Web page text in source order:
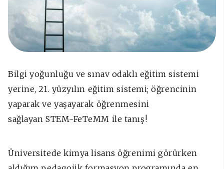
Bilgi yoğunluğu ve sınav odaklı eğitim sistemi
yerine, 21. yüzyılın eğitim sistemi; öğrencinin
yaparak ve yaşayarak öğrenmesini
sağlayan STEM-FeTeMM ile tanış!
Üniversitede kimya lisans öğrenimi görürken